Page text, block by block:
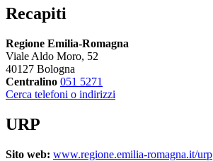
Recapiti
Regione Emilia-Romagna
Viale Aldo Moro, 52
40127 Bologna
Centralino 051 5271
Cerca telefoni o indirizzi
URP
Sito web: www.regione.emilia-romagna.it/urp